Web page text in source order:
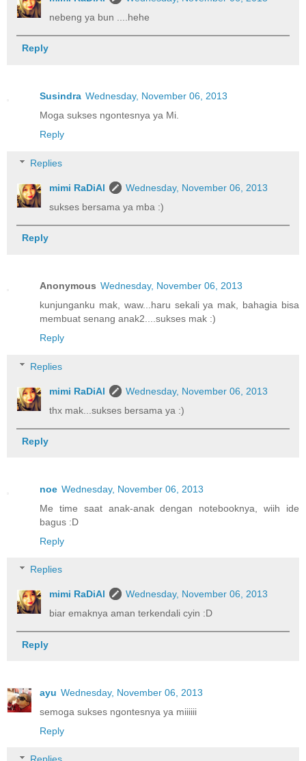
nebeng ya bun ....hehe
Reply
Susindra Wednesday, November 06, 2013
Moga sukses ngontesnya ya Mi.
Reply
Replies
mimi RaDiAl
Wednesday, November 06, 2013
sukses bersama ya mba :)
Reply
Anonymous Wednesday, November 06, 2013
kunjunganku mak, waw...haru sekali ya mak, bahagia bisa
membuat senang anak2....sukses mak :)
Reply
Replies
mimi RaDiAl
Wednesday, November 06, 2013
thx mak...sukses bersama ya :)
Reply
noe Wednesday, November 06, 2013
Me time saat anak-anak dengan notebooknya, wiih ide
bagus :D
Reply
Replies
mimi RaDiAl
Wednesday, November 06, 2013
biar emaknya aman terkendali cyin :D
Reply
ayu Wednesday, November 06, 2013
semoga sukses ngontesnya ya miiiiii
Reply